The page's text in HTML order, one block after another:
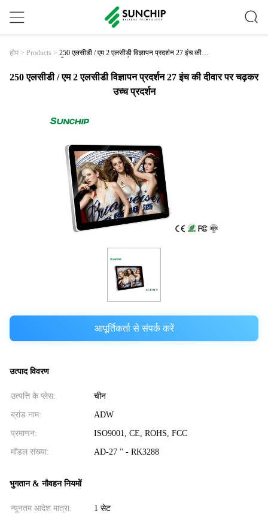
होम > Products > 250 एलसीडी / एम 2 एलसीडी विज्ञापन प्रदर्शन 27 इंच की
दीवार पर चढ़कर उच्च प्रदर्शन
250 एलसीडी / एम 2 एलसीडी विज्ञापन प्रदर्शन 27 इंच की दीवार पर चढ़कर
उच्च प्रदर्शन
आपूर्तिकर्ता से संपर्क करें
उत्पाद विवरण
उत्पत्ति के प्लेस: चीन
ब्रांड नाम: ADW
प्रमाणन: ISO9001, CE, ROHS, FCC
मॉडल संख्या: AD-27 '' - RK3288
भुगतान & नौवहन नियमों
न्यूनतम आदेश मात्रा: 1 सेट